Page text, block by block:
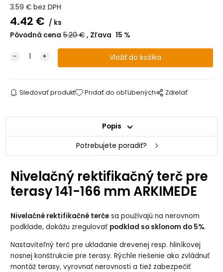
3.59 € bez DPH
4.42 €
ks
Pôvodná cena 5.20€ Zľava 15 %
Sledovať produkt Pridať do obľúbených Zdielať
Popis
Potrebujete poradiť?
Nivelačný rektifikačný terč pre
terasy 141-166 mm ARKIMEDE
Nivelačné rektifikačné terče sa používajú na nerovnom
podklade, dokážu zregulovať podklad so sklonom do 5%.
Nastaviteľný terč pre ukladanie drevenej resp. hliníkovej
nosnej konštrukcie pre terasy. Rýchle riešenie ako zvládnuť
montáž terasy, vyrovnať nerovnosti a tiež zabezpečiť